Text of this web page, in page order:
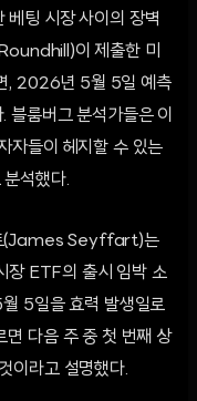
베팅 시장 사이의 장벽
이 제출한 미
, 2026년 5월 5일 예측
블룸버그 분석가들은 이
자들이 헤지할 수 있는
석했다.
(James Seyffart)는
ETF의 출시 임박 소
5일을 효력 발생일로
면 다음 주 중 첫 번째 상
이라고 설명했다.